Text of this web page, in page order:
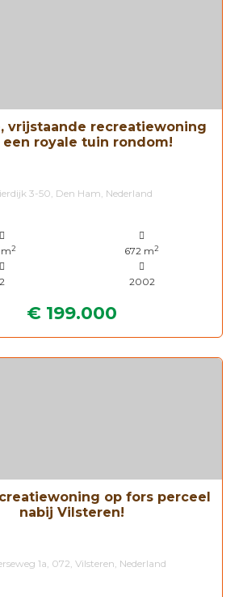
vrijstaande recreatiewoning
royale tuin rondom!
3-50, Den Ham, Nederland
m2 672 m2
2 2002
€ 199.000
op fors perceel
nabij Vilsteren!
1a, 072, Vilsteren, Nederland